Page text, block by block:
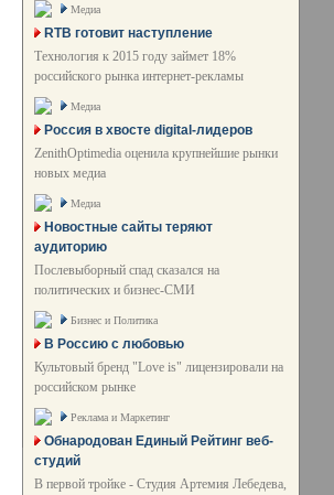
Медиа
RTB готовит наступление
Технология к 2015 году займет 18%
российского рынка интернет-рекламы
Медиа
Россия в хвосте digital-лидеров
ZenithOptimedia оценила крупнейшие рынки
новых медиа
Медиа
Новостные сайты теряют
аудиторию
Послевыборный спад сказался на
политических и бизнес-СМИ
Бизнес и Политика
В Россию с любовью
Культовый бренд "Love is" лицензировали на
российском рынке
Реклама и Маркетинг
Обнародован Единый Рейтинг веб-
студий
В первой тройке - Студия Артемия Лебедева,